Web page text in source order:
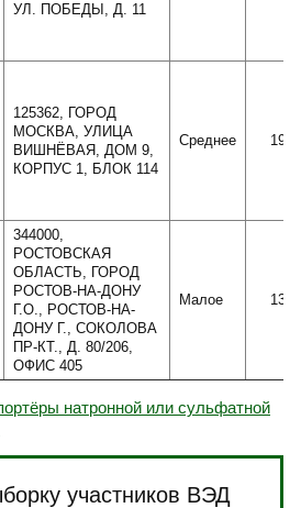
УЛ. ПОБЕДЫ, Д. 11
125362, ГОРОД
МОСКВА, УЛИЦА
ВИШНЁВАЯ, ДОМ 9,
КОРПУС 1, БЛОК 114
Среднее
344000,
РОСТОВСКАЯ
ОБЛАСТЬ, ГОРОД
РОСТОВ-НА-ДОНУ
Г.О., РОСТОВ-НА-
ДОНУ Г., СОКОЛОВА
ПР-КТ., Д. 80/206,
ОФИС 405
Малое
натронной или сульфатной
участников ВЭД